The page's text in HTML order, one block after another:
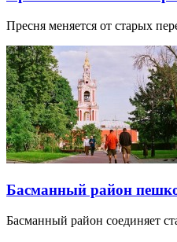
Пресня меняется от старых
Басманный район
Басманный район соединяет